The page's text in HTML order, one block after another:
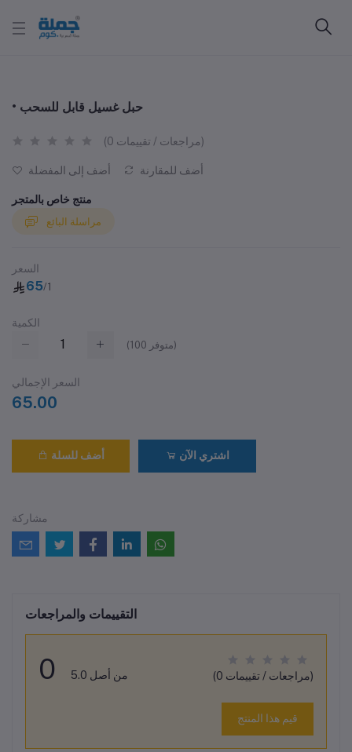
• حبل غسيل قابل للسحب
(0 مراجعات / تقييمات)
أضف إلى المفضلة أضف للمقارنة
منتج خاص بالمتجر
مراسلة البائع
السعر
65/1
الكمية
(100 متوفر)
السعر الإجمالي
65.00
أضف للسلة اشتري الآن
مشاركة
التقييمات والمراجعات
0 من أصل 5.0 (0 مراجعات / تقييمات)
قيم هذا المنتج